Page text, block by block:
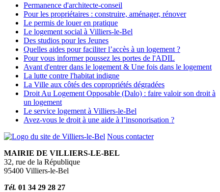
Permanence d'architecte-conseil
Pour les propriétaires : construire, aménager, rénover
Le permis de louer en pratique
Le logement social à Villiers-le-Bel
Des studios pour les Jeunes
Quelles aides pour faciliter l’accès à un logement ?
Pour vous informer poussez les portes de l'ADIL
Avant d'entrer dans le logement & Une fois dans le logement
La lutte contre l'habitat indigne
La Ville aux côtés des copropriétés dégradées
Droit Au Logement Opposable (Dalo) : faire valoir son droit à
un logement
Le service logement à Villiers-le-Bel
Avez-vous le droit à une aide à l’insonorisation ?
Nous contacter
MAIRIE DE VILLIERS-LE-BEL
32, rue de la République
95400 Villiers-le-Bel
Tél. 01 34 29 28 27